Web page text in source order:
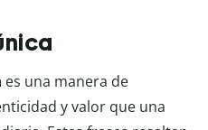
es una manera de
y valor que una